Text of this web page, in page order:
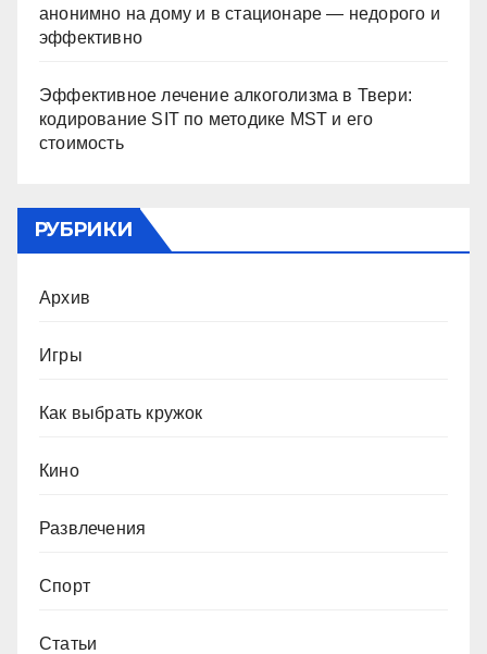
анонимно на дому и в стационаре — недорого и
эффективно
Эффективное лечение алкоголизма в Твери:
кодирование SIT по методике MST и его
стоимость
РУБРИКИ
Архив
Игры
Как выбрать кружок
Кино
Развлечения
Спорт
Статьи